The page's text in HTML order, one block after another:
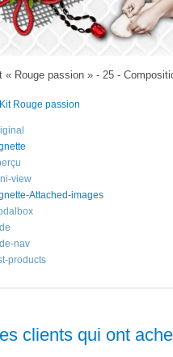
« Rouge passion » - 25 -
Kit Rouge passion
view
Attached-images
nav
products
clients qui ont